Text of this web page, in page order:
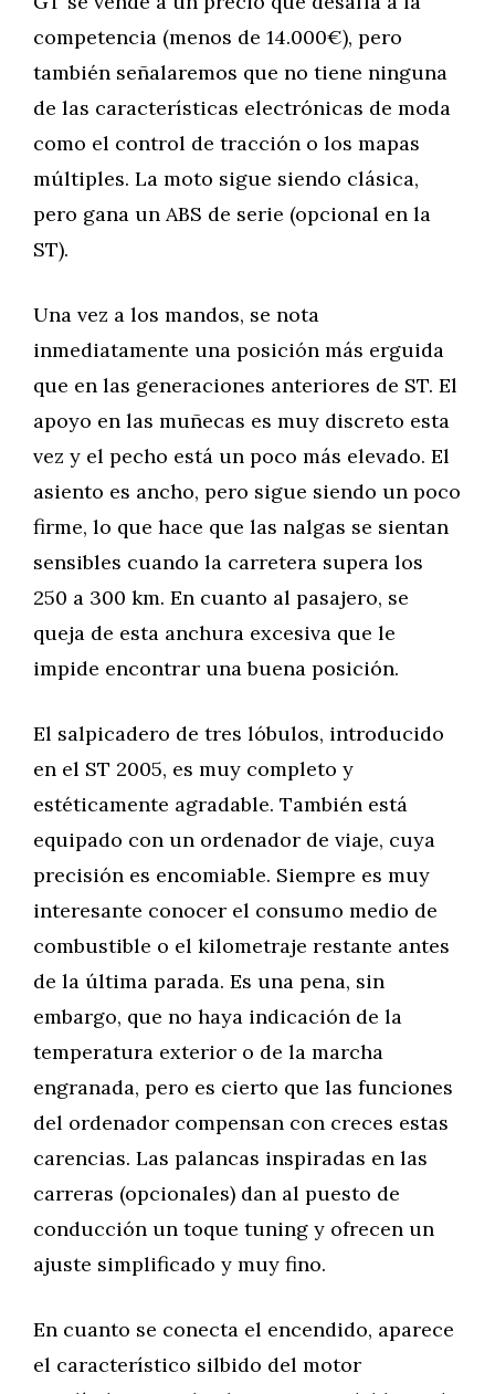
competencia (menos de 14.000€), pero
también señalaremos que no tiene ninguna
de las características electrónicas de moda
como el control de tracción o los mapas
múltiples. La moto sigue siendo clásica,
pero gana un ABS de serie (opcional en la
ST).
Una vez a los mandos, se nota
inmediatamente una posición más erguida
que en las generaciones anteriores de ST. El
apoyo en las muñecas es muy discreto esta
vez y el pecho está un poco más elevado. El
asiento es ancho, pero sigue siendo un poco
firme, lo que hace que las nalgas se sientan
sensibles cuando la carretera supera los
250 a 300 km. En cuanto al pasajero, se
queja de esta anchura excesiva que le
impide encontrar una buena posición.
El salpicadero de tres lóbulos, introducido
en el ST 2005, es muy completo y
estéticamente agradable. También está
equipado con un ordenador de viaje, cuya
precisión es encomiable. Siempre es muy
interesante conocer el consumo medio de
combustible o el kilometraje restante antes
de la última parada. Es una pena, sin
embargo, que no haya indicación de la
temperatura exterior o de la marcha
engranada, pero es cierto que las funciones
del ordenador compensan con creces estas
carencias. Las palancas inspiradas en las
carreras (opcionales) dan al puesto de
conducción un toque tuning y ofrecen un
ajuste simplificado y muy fino.
En cuanto se conecta el encendido, aparece
el característico silbido del motor